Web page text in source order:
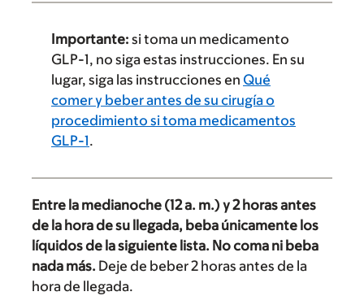
Importante: si toma un medicamento
GLP-1, no siga estas instrucciones. En su
lugar, siga las instrucciones en Qué
comer y beber antes de su cirugía o
procedimiento si toma medicamentos
GLP-1.
Entre la medianoche (12 a. m.) y 2 horas antes
de la hora de su llegada, beba únicamente los
líquidos de la siguiente lista. No coma ni beba
nada más. Deje de beber 2 horas antes de la
hora de llegada.